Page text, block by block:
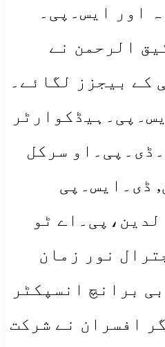
اور ایس۔پی۔
الرحمن نے
کے بیجزز لگائے۔
سرکل
ڈی۔ایس۔پی
ٹو
نور زمان
برانچ انسپکٹر
افسران نے شرکت